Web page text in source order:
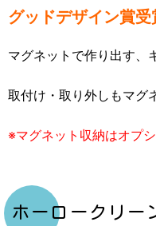
グッドデザイン賞受
マグネットで作り出す、
取付け・取り外しもマグ
※マグネット収納はオプシ
ホーロークリー